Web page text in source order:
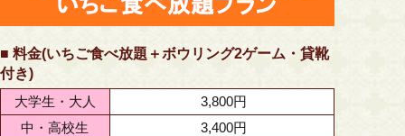
■ 料金(いちご食べ放題＋ボウリング2ゲーム・貸靴
付き)
大学生・大人
3,800円
中・高校生
3,400円